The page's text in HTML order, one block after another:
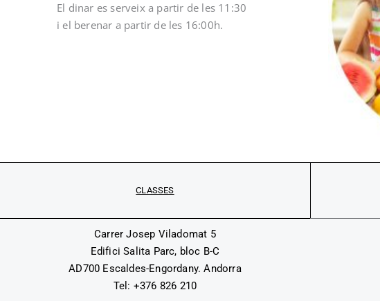
El dinar es serveix a partir de les 11:30
i el berenar a partir de les 16:00h.
CLASSES
Carrer Josep Viladomat 5
Edifici Salita Parc, bloc B-C
AD700 Escaldes-Engordany. Andorra
Tel: +376 826 210